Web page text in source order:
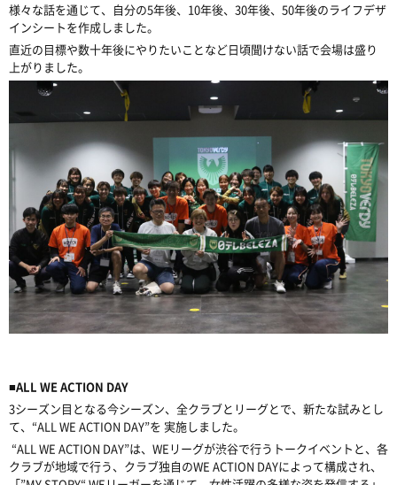
様々な話を通じて、自分の5年後、10年後、30年後、50年後のライフデザ
インシートを作成しました。
直近の目標や数十年後にやりたいことなど日頃聞けない話で会場は盛り
上がりました。
■ALL WE ACTION DAY
3シーズン目となる今シーズン、全クラブとリーグとで、新たな試みとし
て、“ALL WE ACTION DAY”を 実施しました。
“ALL WE ACTION DAY”は、WEリーグが渋谷で行うトークイベントと、各
クラブが地域で行う、クラブ独自のWE ACTION DAYによって構成され、